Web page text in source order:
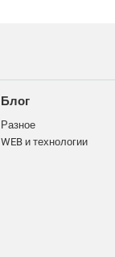
Блог
Разное
WEB и технологии